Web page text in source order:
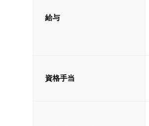
給与
資格手当